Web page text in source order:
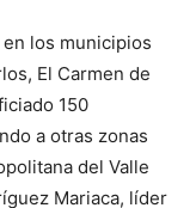
los municipios
El Carmen de
150
a otras zonas
del Valle
Mariaca, líder